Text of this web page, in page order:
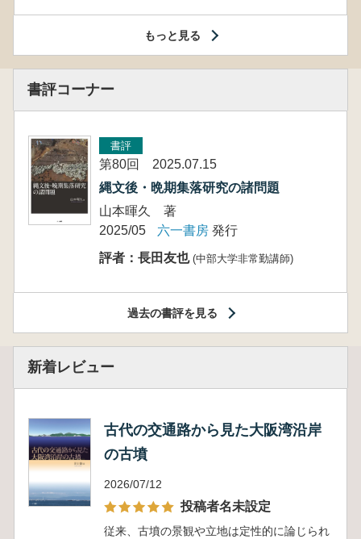
もっと見る
書評コーナー
書評
第80回 2025.07.15
縄文後・晩期集落研究の諸問題
山本暉久 著
2025/05
六一書房 発行
評者：長田友也 (中部大学非常勤講師)
過去の書評を見る
新着レビュー
古代の交通路から見た大阪湾沿岸
の古墳
2026/07/12
投稿者名未設定
従来、古墳の景観や立地は定性的に論じられ